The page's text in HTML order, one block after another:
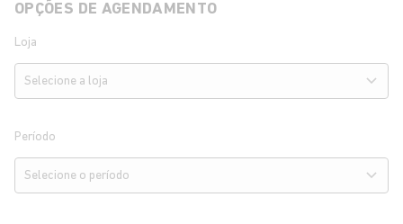
OPÇÕES DE AGENDAMENTO
Loja
Período